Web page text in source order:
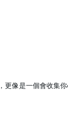
像是一個會收集